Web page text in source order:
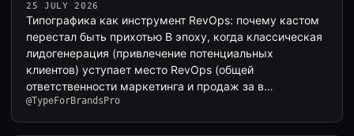
25 JULY 2026
Типографика как инструмент RevOps: почему кастом
перестал быть прихотью В эпоху, когда классическая
лидогенерация (привлечение потенциальных
клиентов) уступает место RevOps (общей
ответственности маркетинга и продаж за в…
@TypeForBrandsPro